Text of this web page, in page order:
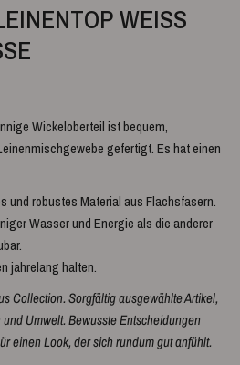
WEISS E
Wickeloberteil ist bequem,
gefertigt. Es hat einen
und robustes Material aus Flachsfasern.
Wasser und Energie als die anderer
jahrelang halten.
Collection. Sorgfältig ausgewählte Artikel,
Umwelt. Bewusste Entscheidungen
einen Look, der sich rundum gut anfühlt.